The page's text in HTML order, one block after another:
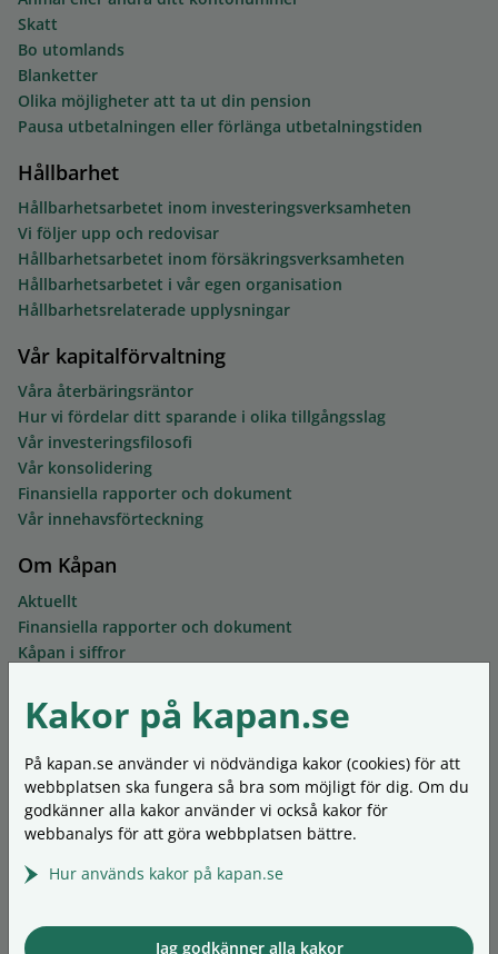
Kakor på kapan.se
På kapan.se använder vi nödvändiga kakor (cookies) för att
webbplatsen ska fungera så bra som möjligt för dig. Om du
godkänner alla kakor använder vi också kakor för
webbanalys för att göra webbplatsen bättre.
Hur används kakor på kapan.se
Jag godkänner alla kakor
Skatt
Bo utomlands
Blanketter
Olika möjligheter att ta ut din pension
Pausa utbetalningen eller förlänga utbetalningstiden
Hållbarhet
Hållbarhetsarbetet inom investeringsverksamheten
Vi följer upp och redovisar
Hållbarhetsarbetet inom försäkringsverksamheten
Hållbarhetsarbetet i vår egen organisation
Hållbarhetsrelaterade upplysningar
Vår kapitalförvaltning
Våra återbäringsräntor
Hur vi fördelar ditt sparande i olika tillgångsslag
Vår investeringsfilosofi
Vår konsolidering
Finansiella rapporter och dokument
Vår innehavsförteckning
Om Kåpan
Aktuellt
Finansiella rapporter och dokument
Kåpan i siffror
Mer om föreningen
Kontakta oss
Synpunkter och klagomål
Ordlista
Personuppgifter
Om kakor (cookies)
In English
Living outside Sweden